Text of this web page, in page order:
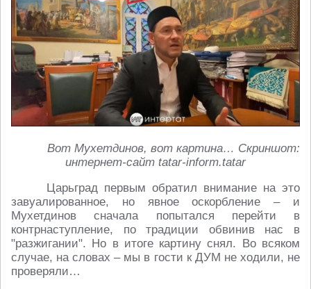
Вот Мухетдинов, вот картина… Скриншот:
интернет-сайт tatar-inform.tatar
Царьград первым обратил внимание на это
завуалированное, но явное оскорбление – и
Мухетдинов сначала попытался перейти в
контрнаступление, по традиции обвинив нас в
"разжигании". Но в итоге картину снял. Во всяком
случае, на словах – мы в гости к ДУМ не ходили, не
проверяли…